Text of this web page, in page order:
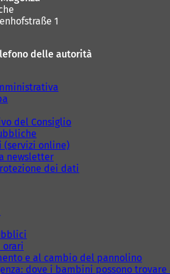
1
delle autorità
del Consiglio
(servizi online)
newsletter
dei dati
orari
e al cambio del pannolino
dove i bambini possono